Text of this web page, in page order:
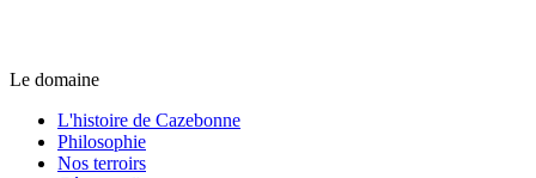
Le domaine
L'histoire de Cazebonne
Philosophie
Nos terroirs